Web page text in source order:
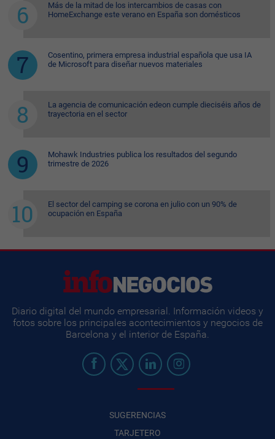
Más de la mitad de los intercambios de casas con
HomeExchange este verano en España son domésticos
Cosentino, primera empresa industrial española que usa IA
de Microsoft para diseñar nuevos materiales
La agencia de comunicación edeon cumple dieciséis años de
trayectoria en el sector
Mohawk Industries publica los resultados del segundo
trimestre de 2026
El sector del camping se corona en julio con un 90% de
ocupación en España
Diario digital del mundo empresarial. Información videos y
fotos sobre los principales acontecimientos y negocios de
Barcelona y el interior de España.
SUGERENCIAS
TARJETERO